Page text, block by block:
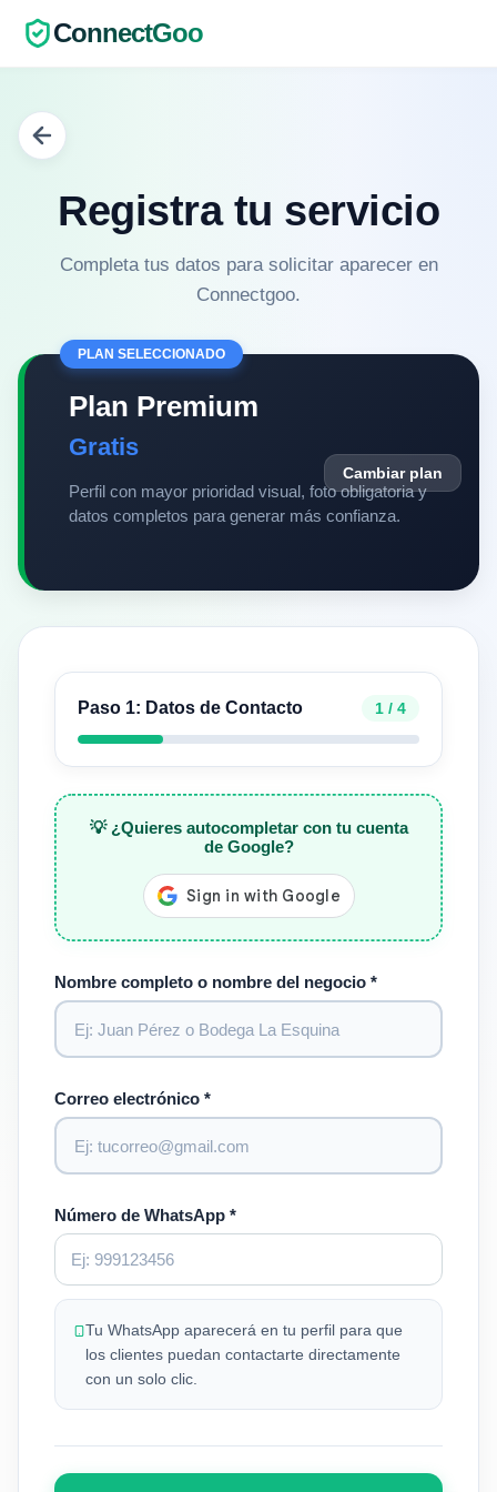
ConnectGoo
Registra tu servicio
Completa tus datos para solicitar aparecer en
Connectgoo.
PLAN SELECCIONADO
Plan Premium
Gratis
Perfil con mayor prioridad visual, foto obligatoria y
datos completos para generar más confianza.
Cambiar plan
Paso 1: Datos de Contacto 1 / 4
💡 ¿Quieres autocompletar con tu cuenta
de Google?
Nombre completo o nombre del negocio *
Correo electrónico *
Número de WhatsApp *
Tu WhatsApp aparecerá en tu perfil para que
los clientes puedan contactarte directamente
con un solo clic.